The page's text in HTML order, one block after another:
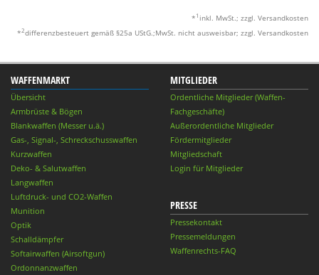
* 1 inkl. MwSt.; zzgl. Versandkosten
*2differenzbesteuert gemäß §25a UStG.;MwSt. nicht ausweisbar; zzgl. Versandkosten
WAFFENMARKT
Übersicht
Armbrüste & Bögen
Blankwaffen (Messer u.ä.)
Gas-, Signal-, Schreckschusswaffen
Kurzwaffen
Deko- & Salutwaffen
Langwaffen
Luftdruck- und CO2-Waffen
Munition
Optik
Schalldämpfer
Softairwaffen (Airsoftgun)
Ordonnanzwaffen
MITGLIEDER
Ordentliche Mitglieder (Waffen-
Fachgeschäfte)
Außerordentliche Mitglieder
Fördermitglieder
Mitgliedschaft
Login für Mitglieder
PRESSE
Pressekontakt
Pressemeldungen
Waffenrechts-FAQ